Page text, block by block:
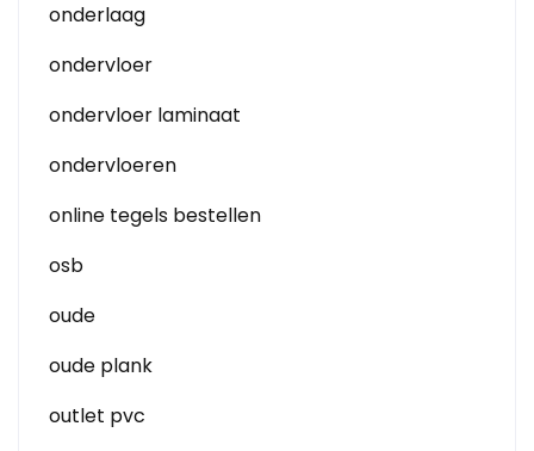
onderlaag
ondervloer
ondervloer laminaat
ondervloeren
online tegels bestellen
osb
oude
oude plank
outlet pvc